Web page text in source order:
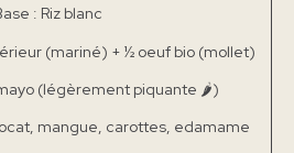
: Riz blanc
(mariné) + ½ oeuf bio (mollet)
(légèrement piquante 🌶)
mangue, carottes, edamame